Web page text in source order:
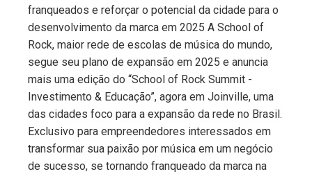
franqueados e reforçar o potencial da cidade para o
desenvolvimento da marca em 2025 A School of
Rock, maior rede de escolas de música do mundo,
segue seu plano de expansão em 2025 e anuncia
mais uma edição do “School of Rock Summit -
Investimento & Educação”, agora em Joinville, uma
das cidades foco para a expansão da rede no Brasil.
Exclusivo para empreendedores interessados em
transformar sua paixão por música em um negócio
de sucesso, se tornando franqueado da marca na